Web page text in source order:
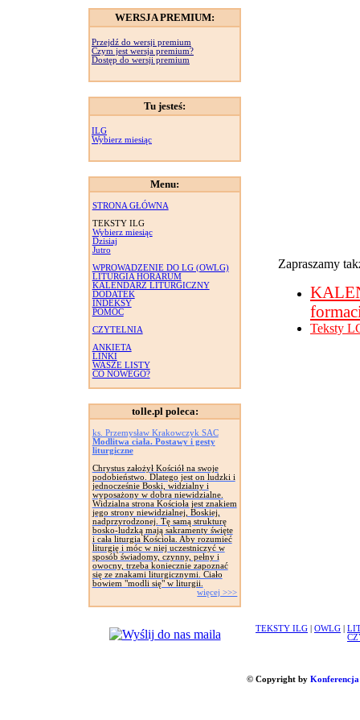
WERSJA PREMIUM:
Przejdź do wersji premium
Czym jest wersja premium?
Dostęp do wersji premium
Tu jesteś:
ILG
Wybierz miesiąc
Menu:
STRONA GŁÓWNA
TEKSTY ILG
Wybierz miesiąc
Dzisiaj
Jutro
WPROWADZENIE DO LG (OWLG)
LITURGIA HORARUM
KALENDARZ LITURGICZNY
DODATEK
INDEKSY
POMOC
CZYTELNIA
ANKIETA
LINKI
WASZE LISTY
CO NOWEGO?
tolle.pl poleca:
ks. Przemysław Krakowczyk SAC
Modlitwa ciała. Postawy i gesty
liturgiczne
Chrystus założył Kościół na swoje
podobieństwo. Dlatego jest on ludzki i
jednocześnie Boski, widzialny i
wyposażony w dobra niewidzialne.
Widzialna strona Kościoła jest znakiem
jego strony niewidzialnej, Boskiej,
nadprzyrodzonej. Tę samą strukturę
bosko-ludzką mają sakramenty święte
i cała liturgia Kościoła. Aby rozumieć
liturgię i móc w niej uczestniczyć w
sposób świadomy, czynny, pełny i
owocny, trzeba koniecznie zapoznać
się ze znakami liturgicznymi. Ciało
bowiem "modli się" w liturgii.
więcej >>>
Zapraszamy
Teksty
TEKSTY ILG OWLG
© Copyright by Konferencja